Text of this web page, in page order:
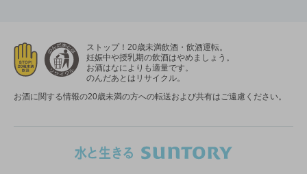
ストップ！20歳未満飲酒・飲酒運転。
妊娠中や授乳期の飲酒はやめましょう。
お酒はなによりも適量です。
のんだあとはリサイクル。
お酒に関する情報の20歳未満の方への転送および共有はご遠慮ください。